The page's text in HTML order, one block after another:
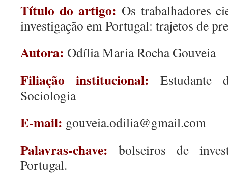
Título do artigo: Os trabalhadores
investigação em Portugal: trajetos de
Autora: Odília Maria Rocha Gouveia
Filiação institucional: Estudante
Sociologia
E-mail: gouveia.odilia@gmail.com
Palavras-chave: bolseiros de
Portugal.